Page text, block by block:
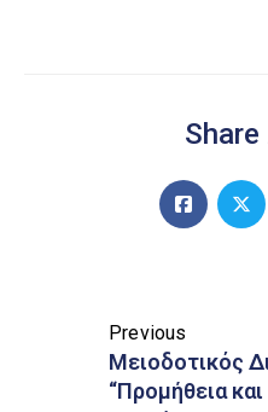
Previous
Μειοδοτικός
“Προμήθεια